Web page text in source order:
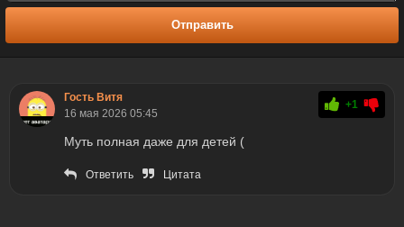
Отправить
Гость Витя
16 мая 2026 05:45
+1
Муть полная даже для детей (
Ответить Цитата